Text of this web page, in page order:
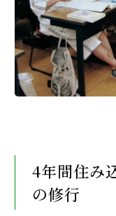
4年間住み
の修行